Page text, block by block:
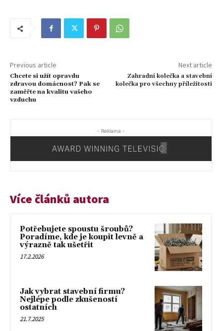
Previous article
Chcete si užít opravdu
zdravou domácnost? Pak se
zaměřte na kvalitu vašeho
vzduchu
Next article
Zahradní kolečka a stavební
kolečka pro všechny příležitosti
- Reklama -
Více článků autora
Potřebujete spoustu šroubů?
Poradíme, kde je koupit levně a
výrazně tak ušetřit
17.2.2026
Jak vybrat stavební firmu?
Nejlépe podle zkušeností
ostatních
21.7.2025